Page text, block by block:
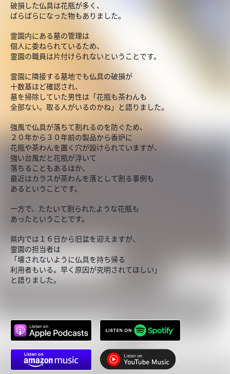
破損した仏具は花瓶が多く、
ばらばらになった物もありました。
霊園内にある墓の管理は
個人に委ねられているため、
霊園の職員は片付けられないということです。
霊園に隣接する墓地でも仏具の破損が
十数基ほど確認され、
墓を掃除していた男性は「花瓶も茶わんも
全部ない。取る人がいるのかね」と語りました。
強風で仏具が落ちて割れるのを防ぐため、
２０年から３０年前の製品から香炉に
花瓶や茶わんを置く穴が設けられていますが、
強い台風だと花瓶が浮いて
落ちることもあるほか、
最近はカラスが茶わんを落として割る事例も
あるということです。
一方で、たたいて割られたような花瓶も
あったということです。
県内では１６日から旧盆を迎えますが、
霊園の担当者は
「壊されないように仏具を持ち帰る
利用者もいる。早く原因が究明されてほしい」
と語りました。